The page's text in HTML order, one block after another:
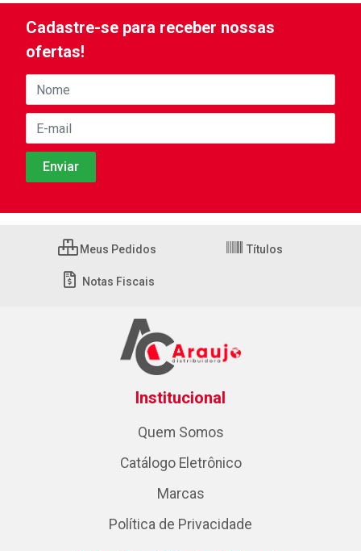
Cadastre-se para receber nossas
ofertas!
Meus Pedidos Títulos
Notas Fiscais
Institucional
Quem Somos
Catálogo Eletrônico
Marcas
Política de Privacidade